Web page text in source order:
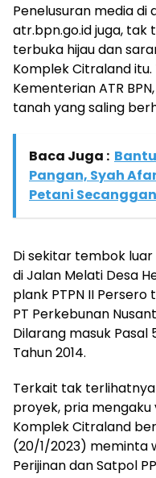
Penelusuran media di
atr.bpn.go.id juga, tak
terbuka hijau dan
Komplek Citraland
Kementerian ATR
tanah yang saling
Baca Juga :
Pangan, Syah
Petani
Di sekitar tembok
di Jalan Melati Desa
plank PTPN II
PT Perkebunan
Dilarang masuk Pasal
Tahun 2014.
Terkait tak terlihatnya
proyek, pria
Komplek Citraland
(20/1/2023) meminta
Perijinan dan Satpol